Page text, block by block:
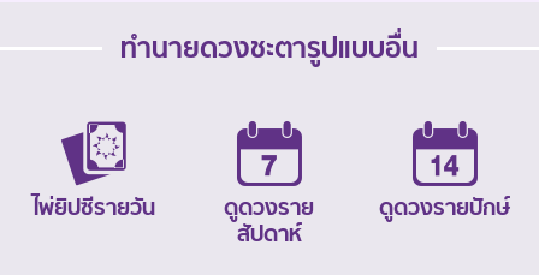
ทำนายดวงชะตารูปแบบอื่น
ไพ่ยิปซีรายวัน
ดูดวงราย
สัปดาห์
ดูดวงรายปักษ์